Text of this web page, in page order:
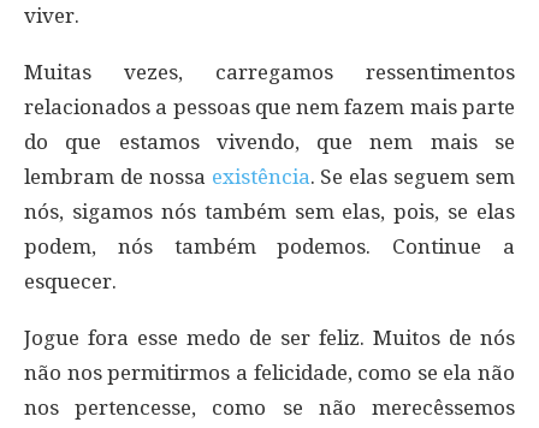
viver.
Muitas vezes, carregamos ressentimentos
relacionados a pessoas que nem fazem mais parte
do que estamos vivendo, que nem mais se
lembram de nossa existência. Se elas seguem sem
nós, sigamos nós também sem elas, pois, se elas
podem, nós também podemos. Continue a
esquecer.
Jogue fora esse medo de ser feliz. Muitos de nós
não nos permitirmos a felicidade, como se ela não
nos pertencesse, como se não merecêssemos